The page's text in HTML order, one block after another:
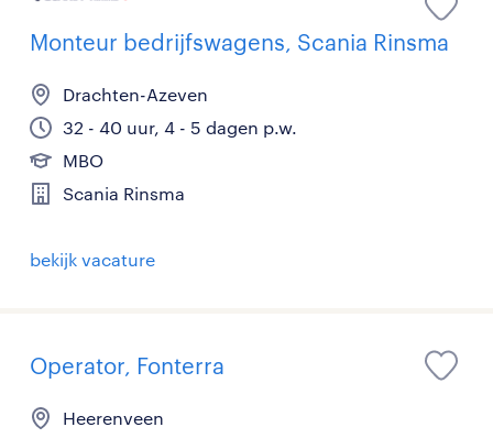
Monteur bedrijfswagens, Scania Rinsma
Drachten-Azeven
32 - 40 uur, 4 - 5 dagen p.w.
MBO
Scania Rinsma
bekijk vacature
Operator, Fonterra
Heerenveen